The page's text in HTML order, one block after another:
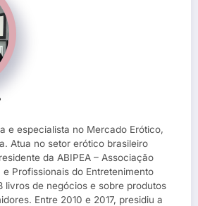
e especialista no Mercado Erótico,
Atua no setor erótico brasileiro
da ABIPEA – Associação
Profissionais do Entretenimento
livros de negócios e sobre produtos
Entre 2010 e 2017, presidiu a